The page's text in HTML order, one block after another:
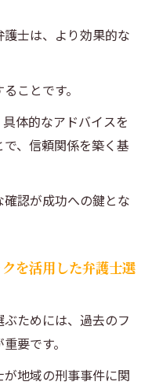
士は、より効果的な
ことです。
体的なアドバイスを
、信頼関係を築く基
認が成功への鍵とな
を活用した弁護士選
ためには、過去のフ
要です。
地域の刑事事件に関